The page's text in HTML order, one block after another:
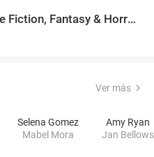
Academy of Science Fiction, Fantasy & Horror Films, USA
Ver más
Selena Gomez
Mabel Mora
Amy Ryan
Jan Bellows